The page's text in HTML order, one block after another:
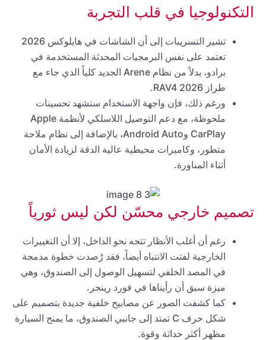
التكنولوجيا في قلب التجربة
تشير التسريبات إلى أن الشاشات في هايلوكس 2026
تعتمد على نفس البرمجيات المحدثة المستخدمة في
برادو، بدلاً من نظام Arene الجديد كلياً الذي جاء مع
طراز RAV4 2026.
ورغم ذلك، فإن واجهة الاستخدام ستشهد تحسينات
ملحوظة، مع دعم التوصيل اللاسلكي لأنظمة Apple
CarPlay وAndroid Auto، بالإضافة إلى نظام ملاحة
متطور، وكاميرات محيطية عالية الدقة لزيادة الأمان
أثناء المناورة.
تصميم خارجي محسّن لكن ليس ثورياً
رغم أن أغلب الأنظار تتجه نحو الداخل، إلا أن التغييرات
الخارجية لفتت الانتباه أيضاً، فقد رُصدت خطوة مدمجة
في المصد الخلفي لتسهيل الوصول إلى الصندوق، وهي
ميزة سبق أن رأيناها في فورد رينجر.
كما كشفت الصور عن مصابيح خلفية جديدة بتصميم على
شكل حرف C تمتد إلى جانبي الصندوق، ما يمنح السيارة
مظهر أكثر حداثة وقوة.